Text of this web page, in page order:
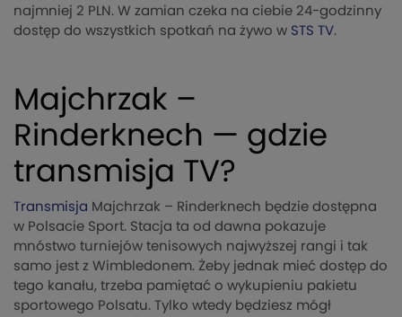
najmniej 2 PLN. W zamian czeka na ciebie 24-godzinny
dostęp do wszystkich spotkań na żywo w STS TV.
Majchrzak –
Rinderknech — gdzie
transmisja TV?
Transmisja Majchrzak – Rinderknech będzie dostępna
w Polsacie Sport. Stacja ta od dawna pokazuje
mnóstwo turniejów tenisowych najwyższej rangi i tak
samo jest z Wimbledonem. Żeby jednak mieć dostęp do
tego kanału, trzeba pamiętać o wykupieniu pakietu
sportowego Polsatu. Tylko wtedy będziesz mógł